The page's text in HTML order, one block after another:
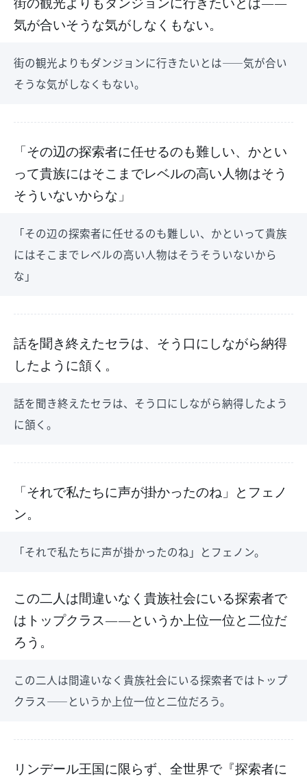
気が合いそうな気がしなくもない。
街の観光よりもダンジョンに行きたいとは――気が合い
そうな気がしなくもない。
「その辺の探索者に任せるのも難しい、かとい
って貴族にはそこまでレベルの高い人物はそう
そういないからな」
「その辺の探索者に任せるのも難しい、かといって貴族
にはそこまでレベルの高い人物はそうそういないから
な」
話を聞き終えたセラは、そう口にしながら納得
したように頷く。
話を聞き終えたセラは、そう口にしながら納得したよう
に頷く。
「それで私たちに声が掛かったのね」とフェノ
ン。
「それで私たちに声が掛かったのね」とフェノン。
この二人は間違いなく貴族社会にいる探索者で
はトップクラス――というか上位一位と二位だ
ろう。
この二人は間違いなく貴族社会にいる探索者ではトップ
クラス――というか上位一位と二位だろう。
リンデール王国に限らず、全世界で『探索者に